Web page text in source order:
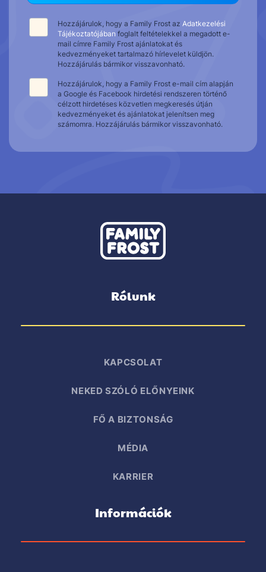
Hozzájárulok, hogy a Family Frost az Adatkezelési
Tájékoztatójában foglalt feltételekkel a megadott e-
mail címre Family Frost ajánlatokat és
kedvezményeket tartalmazó hírlevelet küldjön.
Hozzájárulás bármikor visszavonható.
Hozzájárulok, hogy a Family Frost e-mail cím alapján
a Google és Facebook hirdetési rendszeren történő
célzott hirdetéses közvetlen megkeresés útján
kedvezményeket és ajánlatokat jelenítsen meg
számomra. Hozzájárulás bármikor visszavonható.
Rólunk
KAPCSOLAT
NEKED SZÓLÓ ELŐNYEINK
FŐ A BIZTONSÁG
MÉDIA
KARRIER
Információk